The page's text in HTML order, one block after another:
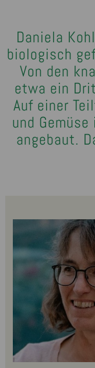
Daniela
biologisch
Von den
etwa ein
Auf einer
und
angebaut.